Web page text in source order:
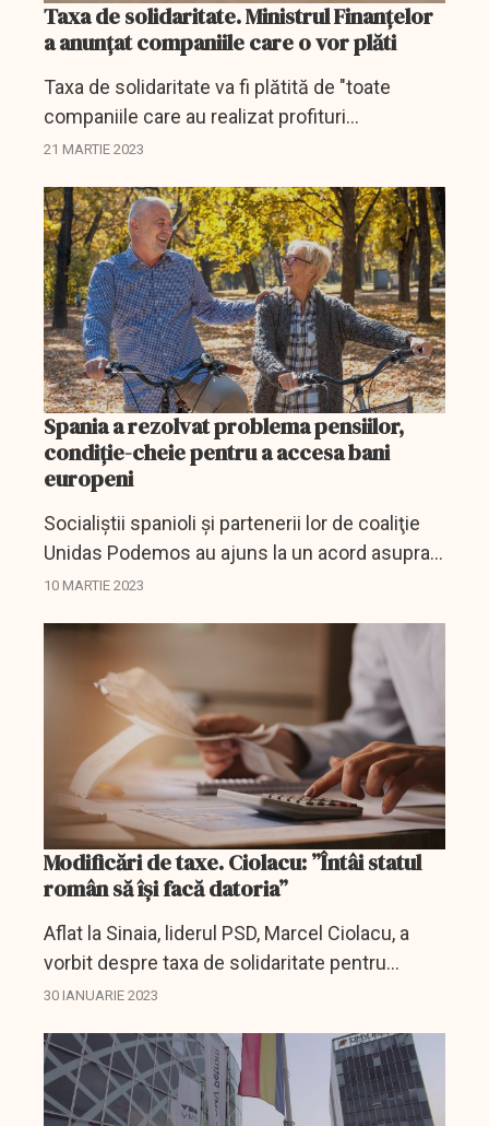
Taxa de solidaritate. Ministrul Finanțelor
a anunțat companiile care o vor plăti
Taxa de solidaritate va fi plătită de "toate
companiile care au realizat profituri
excepţionale", a declarat, marţi, ministrul
21 MARTIE 2023
Spania a rezolvat problema pensiilor,
condiție-cheie pentru a accesa bani
europeni
Socialiştii spanioli şi partenerii lor de coaliţie
Unidas Podemos au ajuns la un acord asupra
schimbărilor aduse sistemului de pensii.
10 MARTIE 2023
Modificări de taxe. Ciolacu: ”Întâi statul
român să îşi facă datoria”
Aflat la Sinaia, liderul PSD, Marcel Ciolacu, a
vorbit despre taxa de solidaritate pentru
companiile mari, dar și despre eventuale
subiectul pensiilor...
30 IANUARIE 2023